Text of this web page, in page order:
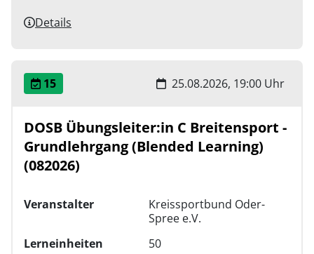
Details
15 25.08.2026, 19:00 Uhr
DOSB Übungsleiter:in C Breitensport -
Grundlehrgang (Blended Learning)
(082026)
Veranstalter
Kreissportbund Oder-
Spree e.V.
Lerneinheiten
50